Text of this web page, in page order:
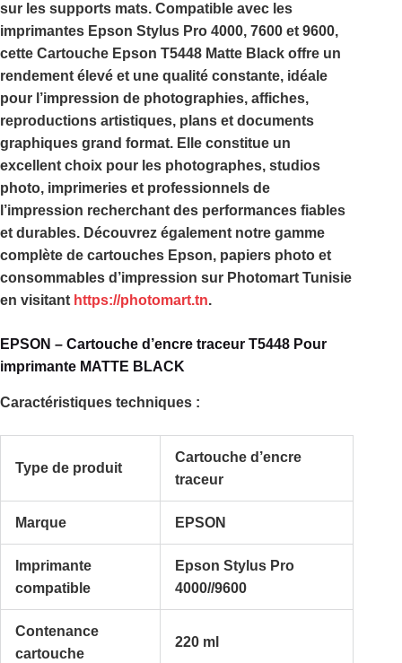
sur les supports mats. Compatible avec les
imprimantes Epson Stylus Pro 4000, 7600 et 9600,
cette Cartouche Epson T5448 Matte Black offre un
rendement élevé et une qualité constante, idéale
pour l’impression de photographies, affiches,
reproductions artistiques, plans et documents
graphiques grand format. Elle constitue un
excellent choix pour les photographes, studios
photo, imprimeries et professionnels de
l’impression recherchant des performances fiables
et durables. Découvrez également notre gamme
complète de cartouches Epson, papiers photo et
consommables d’impression sur Photomart Tunisie
en visitant https://photomart.tn.
EPSON – Cartouche d’encre traceur T5448 Pour
imprimante MATTE BLACK
Caractéristiques techniques :
Type de produit
Cartouche d’encre
traceur
Marque EPSON
Imprimante
compatible
Epson Stylus Pro
4000//9600
Contenance
cartouche
220 ml